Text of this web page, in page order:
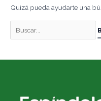
Quizá pueda ayudarte una